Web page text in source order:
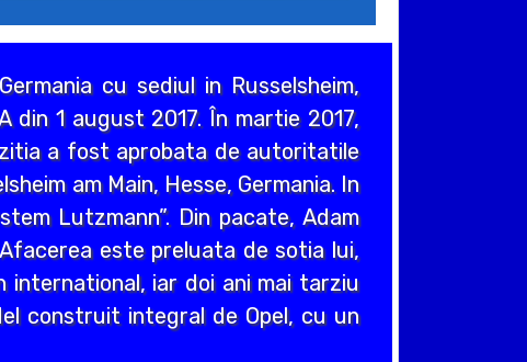
cu sediul in Russelsheim,
din 1 august 2017. În martie 2017,
a fost aprobata de autoritatile
am Main, Hesse, Germania. In
Lutzmann”. Din pacate, Adam
este preluata de sotia lui,
international, iar doi ani mai tarziu
construit integral de Opel, cu un